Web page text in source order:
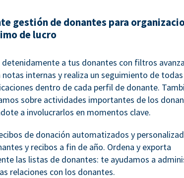
gestión de donantes para
de lucro
detenidamente a tus donantes con filtros
notas internas y realiza un seguimiento de
dentro de cada perfil de donante.
sobre actividades importantes de los
a involucrarlos en momentos clave.
de donación automatizados y
y recibos a fin de año. Ordena y exporta
las listas de donantes: te ayudamos a
relaciones con los donantes.